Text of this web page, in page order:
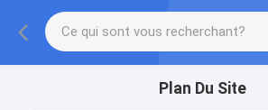
Plan Du Site